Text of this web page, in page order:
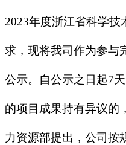
2023年度浙江省科学技
求，现将我司作为参与
公示。自公示之日起7
的项目成果持有异议的
力资源部提出，公司按